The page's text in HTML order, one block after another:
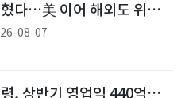
다…美 이어 해외도 위고
역전08-07
, 상반기 영업익 440억…